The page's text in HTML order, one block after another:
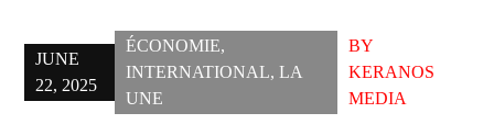
JUNE
22, 2025
ÉCONOMIE,
INTERNATIONAL,LA
UNE
BY
KERANOS
MEDIA